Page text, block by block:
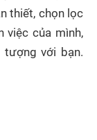
thiết, chọn lọc
việc của mình,
tượng với bạn.